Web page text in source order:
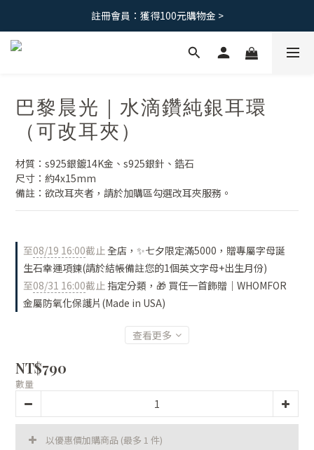
免運優惠｜台灣滿 1500 ，港澳滿2500
註冊會員：獲得100元購物金 >
免運優惠｜台灣滿 1500 ，港澳滿2500
巴黎晨光｜水滴鑽純銀耳環
（可改耳夾）
材質：s925銀鍍14K金、s925銀針、鋯石
尺寸：約4x15mm
備註：欲改耳夾者，請於加購區勾選改耳夾服務。
至08/19 16:00截止全店，✨七夕限定滿5000，贈專屬字母誕
生石幸運項鍊(請於結帳備註您的1個英文字母+出生月份)
至08/31 16:00截止 指定分類，🎁 買任一首飾贈｜WHOMFOR
金屬防氧化保護片(Made in USA)
查看更多
NT$790
數量
以優惠價加購商品 (最多 1 件)